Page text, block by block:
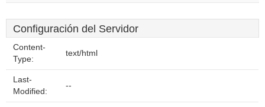
Configuración del Servidor
Content-
Type:
text/html
Last-
Modified:
--